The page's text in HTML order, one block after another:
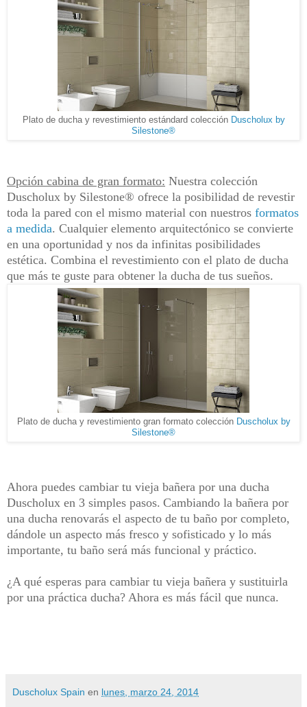
Plato de ducha y revestimiento estándard colección Duscholux by
Silestone®
Opción cabina de gran formato: Nuestra colección
Duscholux by Silestone® ofrece la posibilidad de revestir
toda la pared con el mismo material con nuestros formatos
a medida. Cualquier elemento arquitectónico se convierte
en una oportunidad y nos da infinitas posibilidades
estética. Combina el revestimiento con el plato de ducha
que más te guste para obtener la ducha de tus sueños.
Plato de ducha y revestimiento gran formato colección Duscholux by
Silestone®
Ahora puedes cambiar tu vieja bañera por una ducha
Duscholux en 3 simples pasos. Cambiando la bañera por
una ducha renovarás el aspecto de tu baño por completo,
dándole un aspecto más fresco y sofisticado y lo más
importante, tu baño será más funcional y práctico.
¿A qué esperas para cambiar tu vieja bañera y sustituirla
por una práctica ducha? Ahora es más fácil que nunca.
Duscholux Spain en lunes, marzo 24, 2014